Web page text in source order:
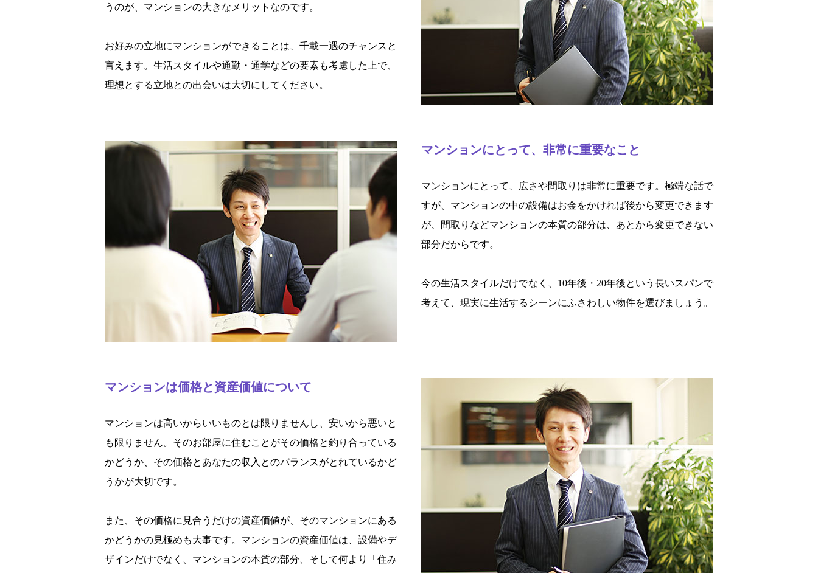
うのが、マンションの大きなメリットなのです。
お好みの立地にマンションができることは、千載一遇のチャンスと
言えます。生活スタイルや通勤・通学などの要素も考慮した上で、
理想とする立地との出会いは大切にしてください。
マンションにとって、非常に重要なこと
マンションにとって、広さや間取りは非常に重要です。極端な話で
すが、マンションの中の設備はお金をかければ後から変更できます
が、間取りなどマンションの本質の部分は、あとから変更できない
部分だからです。
今の生活スタイルだけでなく、10年後・20年後という長いスパンで
考えて、現実に生活するシーンにふさわしい物件を選びましょう。
マンションは価格と資産価値について
マンションは高いからいいものとは限りませんし、安いから悪いと
も限りません。そのお部屋に住むことがその価格と釣り合っている
かどうか、その価格とあなたの収入とのバランスがとれているかど
うかが大切です。
また、その価格に見合うだけの資産価値が、そのマンションにある
かどうかの見極めも大事です。マンションの資産価値は、設備やデ
ザインだけでなく、マンションの本質の部分、そして何より「住み